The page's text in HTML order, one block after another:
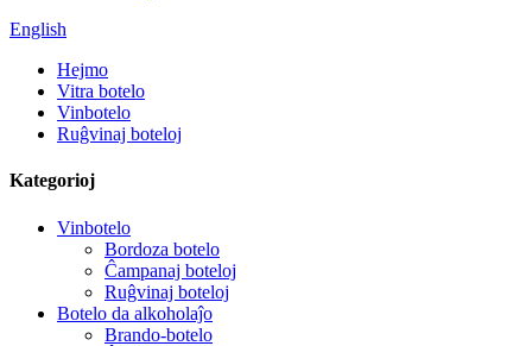
English
Hejmo
Vitra botelo
Vinbotelo
Ruĝvinaj boteloj
Kategorioj
Vinbotelo
Bordoza botelo
Ĉampanaj boteloj
Ruĝvinaj boteloj
Botelo da alkoholaĵo
Brando-botelo